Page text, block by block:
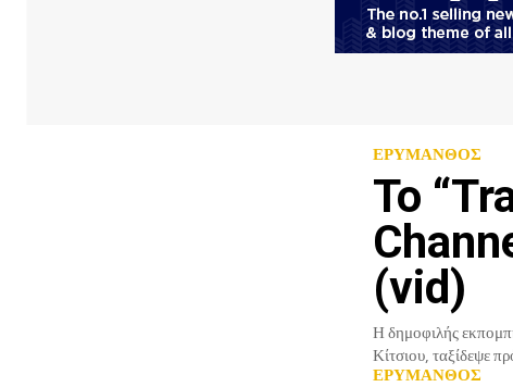
ΕΡΥΜΑΝΘΟΣ
Το
(vid)
Η δημοφιλής
Κίτσιου, ταξίδεψε
ΕΡΥΜΑΝΘΟΣ